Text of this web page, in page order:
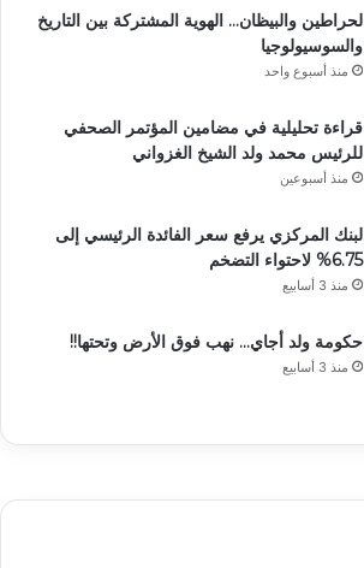
لحراطين والبيظان… الهوية المشتركة بين التاريخ
والسوسيولوجيا
منذ أسبوع واحد
قراءة تحليلية في مضامين المؤتمر الصحفي
للرئيس محمد ولد الشيخ الغزواني
منذ أسبوعين
لبنك المركزي يرفع سعر الفائدة الرئيسي إلى
6.75% لاحتواء التضخم
منذ 3 أسابيع
حكومة ولد أجاي… نهب فوق الأرض وتحتها!!
منذ 3 أسابيع